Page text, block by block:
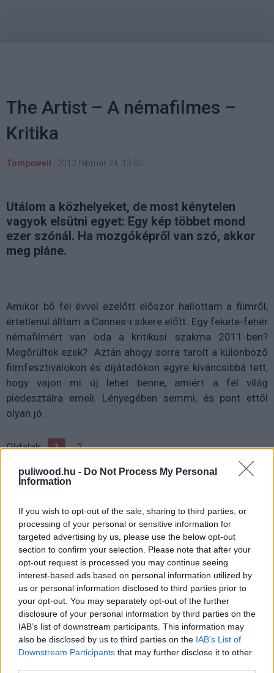
puliwood.hu - Do Not Process My Personal
Information
If you wish to opt-out of the sale, sharing to third parties, or
processing of your personal or sensitive information for
targeted advertising by us, please use the below opt-out
section to confirm your selection. Please note that after your
opt-out request is processed you may continue seeing
interest-based ads based on personal information utilized by
us or personal information disclosed to third parties prior to
your opt-out. You may separately opt-out of the further
disclosure of your personal information by third parties on the
IAB’s list of downstream participants. This information may
also be disclosed by us to third parties on the IAB’s List of
Downstream Participants that may further disclose it to other
The Artist – A némafilmes –
Kritika
Tompowell 2012 február 24. 13:00
Utálom a közhelyeket, de most kénytelen
vagyok elsütni egyet: Egy kép többet mond
ezer szónál. Ha mozgóképről van szó, akkor
meg pláne.
Amikor bő fél évvel ezelőtt először hallottam a filmről,
értetlenül álltam a Cannes-i sikere előtt. Egy fekete-fehér
némafilmért van oda a kritikusi szakma 2011-ben?
Megőrültek ezek? Aztán ahogy sorra tarolt a különböző
filmfesztiválokon és díjátadókon egyre kíváncsibbá tett,
hogy vajon mi új lehet benne, amiért a fél világ
piedesztálra emeli. Lényegében semmi, és pont ettől
olyan jó.
Oldalak: 1 2
Hozzászólások
LEGFRISSEBB PODCASTÜNK